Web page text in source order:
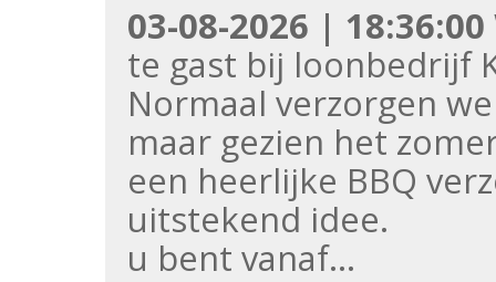
03-08-2026 | 18:36:00
te gast bij loonbedrijf
Normaal verzorgen
maar gezien het
een heerlijke BBQ
uitstekend idee.
u bent vanaf…